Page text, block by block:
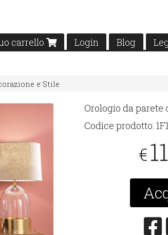
carrello Login Blog
e Stile
Orologio da parete
Codice prodotto:
€